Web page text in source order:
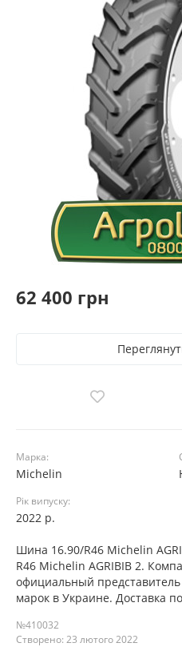
62 400 грн
Марка:
Michelin
Рік випуску:
2022 р.
Шина 16.90/R46 Michelin
R46 Michelin AGRIBIB 2.
официальный
марок в Украине. Доставка
№410032
Створено: 23 лютого 2022